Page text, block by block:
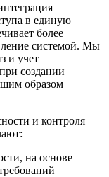
в единую
более
системой. Мы
и учет
создании
образом
и контроля
на основе